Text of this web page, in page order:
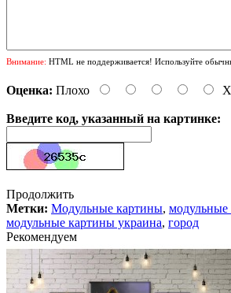
Внимание: HTML не поддерживается! Используйте
Оценка: Плохо
Введите код, указанный на картинке:
Продолжить
Метки: Модульные картины, модульные
модульные картины украина, город
Рекомендуем